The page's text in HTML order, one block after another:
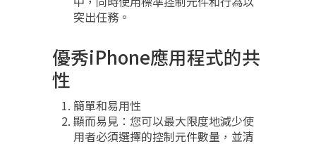
突出任務。
優秀iPhone應用程式的共
性
簡單和易用性
顯而易見：您可以最大限度地減少使
用者必須選擇的控制元件數量，並清